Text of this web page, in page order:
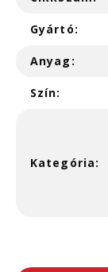
Gyártó:
Anyag:
Szín:
Kategória: